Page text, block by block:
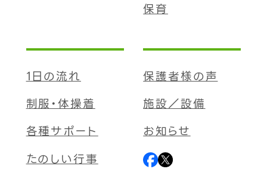
保育
1日の流れ
制服・体操着
各種サポート
たのしい行事
保護者様の声
施設／設備
お知らせ